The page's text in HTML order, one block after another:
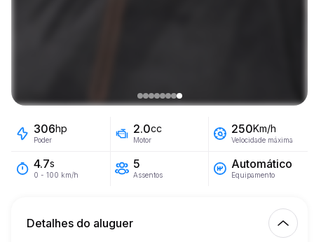
306hp
Poder
2.0cc
Motor
250Km/h
Velocidade máxima
4.7s
0 - 100 km/h
5
Assentos
Automático
Equipamento
Detalhes do aluguer